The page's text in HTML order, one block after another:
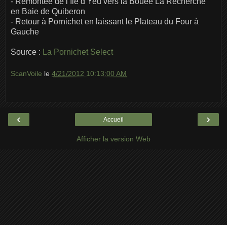
en Baie de Quiberon
- Retour à Pornichet en laissant le Plateau du Four à
Gauche
Source : La Pornichet Select
ScanVoile le 4/21/2012 10:13:00 AM
‹ ›
Accueil
Afficher la version Web